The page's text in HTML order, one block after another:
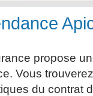
propose
Vous
du contrat